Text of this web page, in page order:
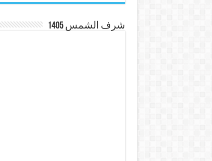
دعای قوی برای حاجات
ختم سوره تکاثر برای
دعا قدرت و توانمندی –
دعای ابودردا برای در
شرف الشمس 1405